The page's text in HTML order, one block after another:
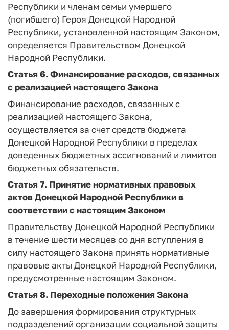
Республики и членам семьи умершего
(погибшего) Героя Донецкой Народной
Республики, установленной настоящим Законом,
определяется Правительством Донецкой
Народной Республики.
Статья 6.Финансирование расходов, связанных
с реализацией настоящего Закона
Финансирование расходов, связанных с
реализацией настоящего Закона,
осуществляется за счет средств бюджета
Донецкой Народной Республики в пределах
доведенных бюджетных ассигнований и лимитов
бюджетных обязательств.
Статья 7. Принятие нормативных правовых
актов Донецкой Народной Республики в
соответствии с настоящим Законом
Правительству Донецкой Народной Республики
в течение шести месяцев со дня вступления в
силу настоящего Закона принять нормативные
правовые акты Донецкой Народной Республики,
предусмотренные настоящим Законом.
Статья 8. Переходные положения Закона
До завершения формирования структурных
подразделений организации социальной защиты